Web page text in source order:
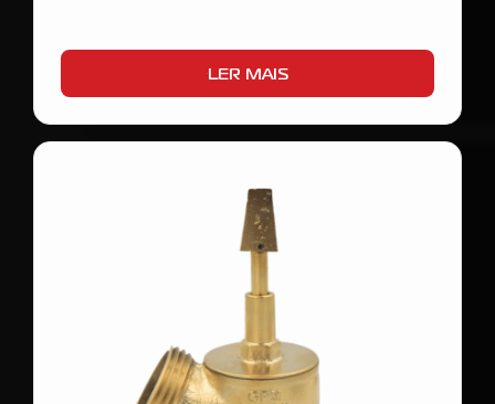
LER MAIS